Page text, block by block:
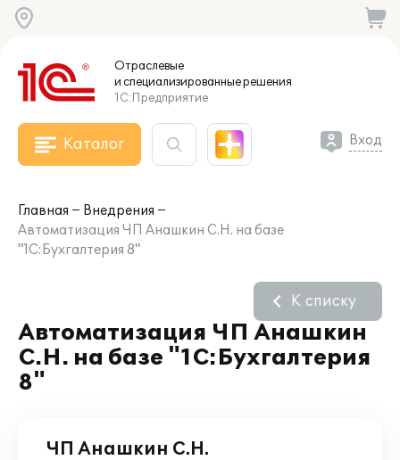
Отраслевые
и специализированныерешения
1С:Предприятие
Каталог Вход
Главная
Внедрения
Автоматизация ЧП Анашкин С.Н. на базе
"1С:Бухгалтерия 8"
Автоматизация ЧП Анашкин
С.Н. на базе "1С:Бухгалтерия
8"
К списку
ЧП Анашкин С.Н.